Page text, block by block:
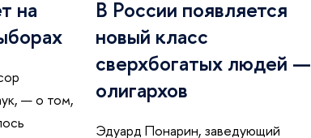
на
— о том,
В России появляется
новый класс
сверхбогатых людей —
олигархов
Эдуард Понарин, заведующий